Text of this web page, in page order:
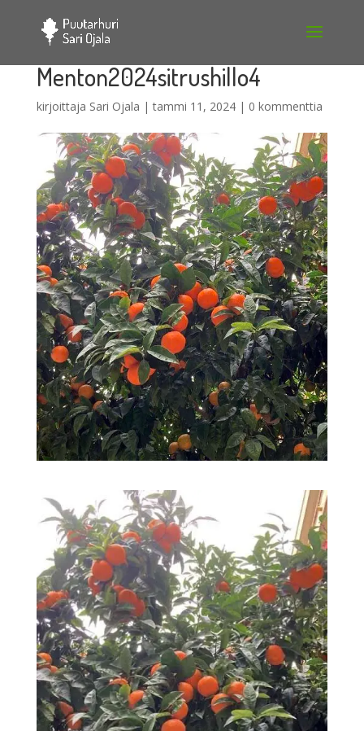
Menton2024sitrushillo4
kirjoittaja Sari Ojala |tammi 11, 2024| 0 kommenttia